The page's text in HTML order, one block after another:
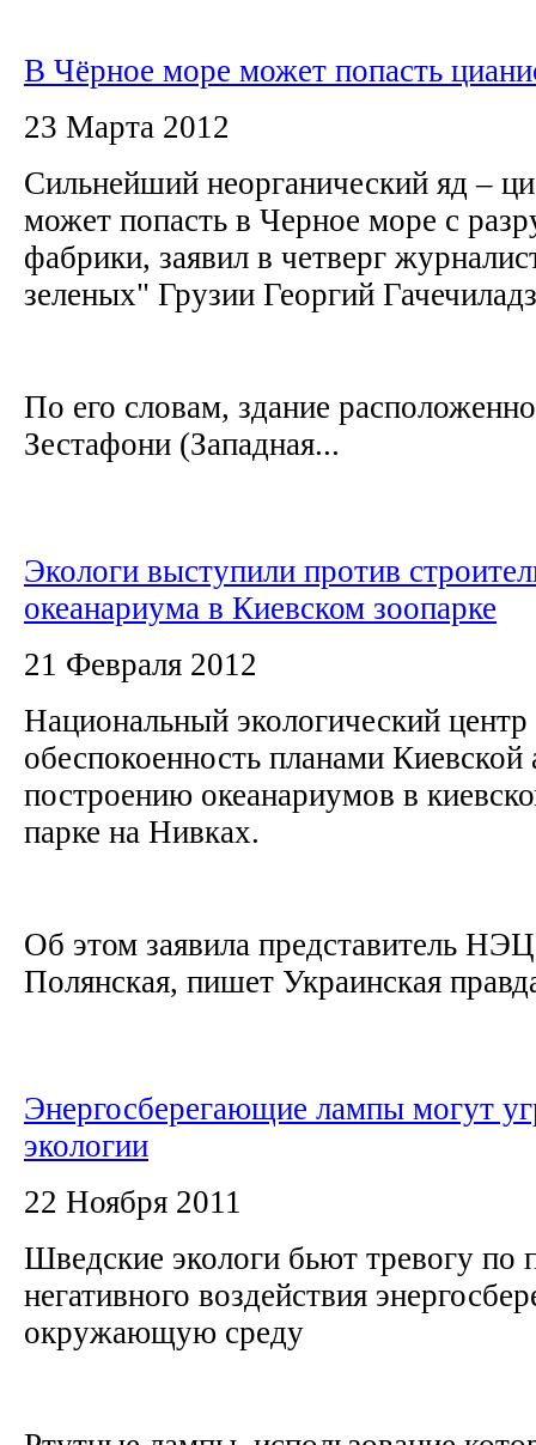
В Чёрное море может попасть
23 Марта 2012
Сильнейший неорганический яд –
может попасть в Черное море с
фабрики, заявил в четверг
зеленых" Грузии Георгий
По его словам, здание
Зестафони (Западная...
Экологи выступили против
океанариума в Киевском зоопарке
21 Февраля 2012
Национальный экологический
обеспокоенность планами
построению океанариумов в
парке на Нивках.
Об этом заявила представитель
Полянская, пишет Украинская
Энергосберегающие лампы могут
экологии
22 Ноября 2011
Шведские экологи бьют тревогу по
негативного воздействия
окружающую среду